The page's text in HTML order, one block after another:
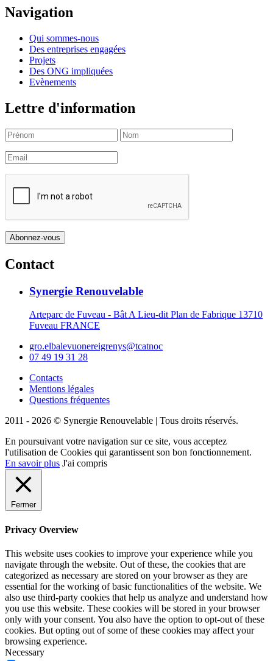
Navigation
Qui sommes-nous
Des entreprises engagées
Projets
Des ONG impliquées
Evènements
Lettre d'information
Contact
Synergie Renouvelable
Arteparc de Fuveau - Bât A Lieu-dit Plan de Fabrique 13710
Fuveau FRANCE
gro.elbalevuonereigrenys@tcatnoc
07 49 19 31 28
Contacts
Mentions légales
Questions fréquentes
2011 - 2026 © Synergie Renouvelable | Tous droits réservés.
En poursuivant votre navigation sur ce site, vous acceptez
l'utilisation de Cookies qui garantissent son bon fonctionnement.
En savoir plus J'ai compris
Fermer
Privacy Overview
This website uses cookies to improve your experience while you
navigate through the website. Out of these, the cookies that are
categorized as necessary are stored on your browser as they are
essential for the working of basic functionalities of the website. We
also use third-party cookies that help us analyze and understand how
you use this website. These cookies will be stored in your browser
only with your consent. You also have the option to opt-out of these
cookies. But opting out of some of these cookies may affect your
browsing experience.
Necessary